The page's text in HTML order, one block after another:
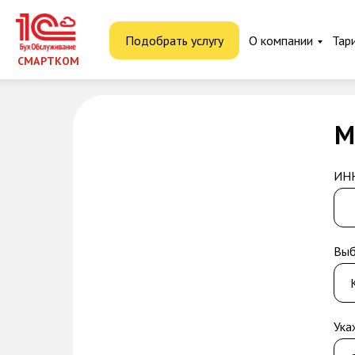
СМАРТКОМ
Подобрать услугу О компании